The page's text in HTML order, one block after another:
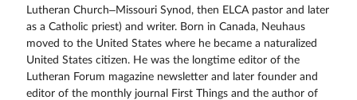
Lutheran Church–Missouri Synod, then ELCA pastor and later
as a Catholic priest) and writer. Born in Canada, Neuhaus
moved to the United States where he became a naturalized
United States citizen. He was the longtime editor of the
Lutheran Forum magazine newsletter and later founder and
editor of the monthly journal First Things and the author of